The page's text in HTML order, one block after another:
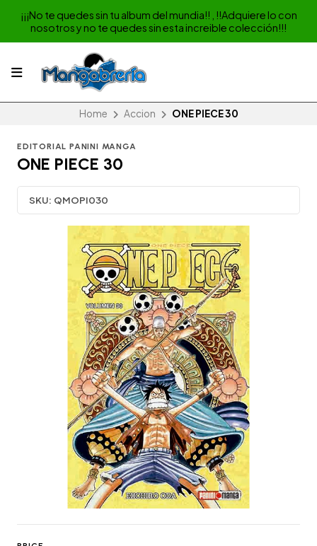
¡¡¡No te quedes sin tu album del mundia!! , !!Adquiere lo con
nosotros y no te quedes sin esta increible colección!!!
Home Accion ONE PIECE 30
EDITORIAL PANINI MANGA
ONE PIECE 30
SKU: QMOPI030